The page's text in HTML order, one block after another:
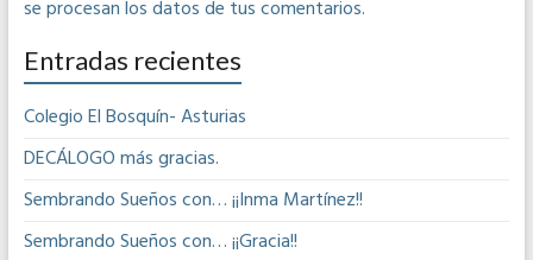
se procesan los datos de tus comentarios.
Entradas recientes
Colegio El Bosquín- Asturias
DECÁLOGO más gracias.
Sembrando Sueños con… ¡¡Inma Martínez!!
Sembrando Sueños con… ¡¡Gracia!!